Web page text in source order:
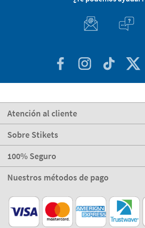
Atención al cliente
Sobre Stikets
100% Seguro
Nuestros métodos de pago